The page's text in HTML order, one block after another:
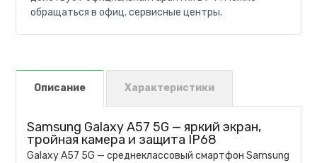
обращаться в офиц. сервисные центры.
Описание Характеристики
Samsung Galaxy A57 5G — яркий экран,
тройная камера и защита IP68
Galaxy A57 5G — среднеклассовый смартфон Samsung